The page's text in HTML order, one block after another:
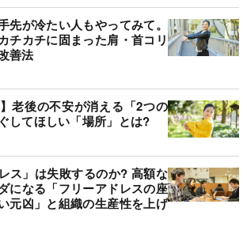
先が冷たい人もやってみて。
チカチに固まった肩・首コリ
善法
老後の不安が消える「2つの
してほしい「場所」とは?
ス」は失敗するのか? 高額な
になる「フリーアドレスの座
元凶」と組織の生産性を上げ